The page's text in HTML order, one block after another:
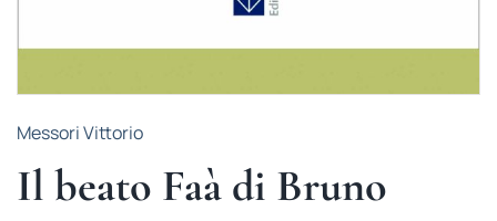
Messori Vittorio
Il beato Faà di Bruno